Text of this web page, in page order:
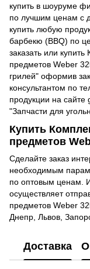
купить в шоуруме
по лучшим ценам с
купить любую
барбекю (BBQ) по
заказать или
предметов Weber
грилей" оформив
консультантом по
продукции на сайте
"Запчасти для
Купить
предметов
Сделайте заказ
необходимым
по оптовым ценам.
осуществляет
предметов Weber
Днепр, Львов,
Доставка